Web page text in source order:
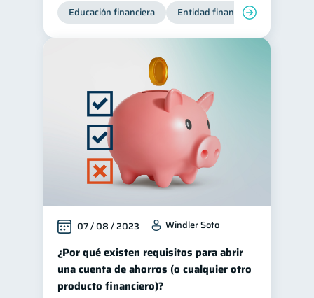
Educación financiera Entidad financiera
07 / 08 / 2023 Windler Soto
¿Por qué existen requisitos para abrir
una cuenta de ahorros (o cualquier otro
producto financiero)?